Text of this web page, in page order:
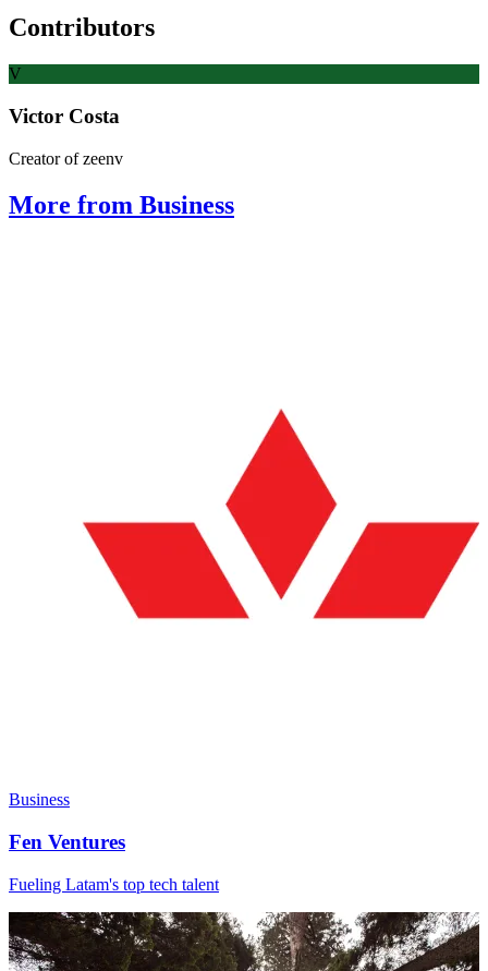
Contributors
V
Victor Costa
Creator of zeenv
More from Business
Business
Fen Ventures
Fueling Latam's top tech talent